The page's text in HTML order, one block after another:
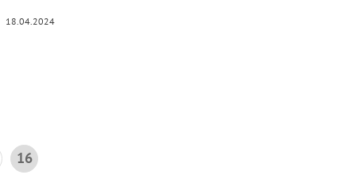
18.04.2024
16